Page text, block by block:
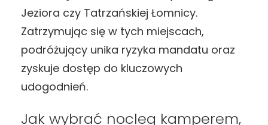
Jeziora czy Tatrzańskiej Łomnicy.
Zatrzymując się w tych miejscach,
podróżujący unika ryzyka mandatu oraz
zyskuje dostęp do kluczowych
udogodnień.
Jak wybrać nocleg kamperem,